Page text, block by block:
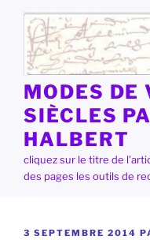
contenu
principal
MODES DE
SIÈCLES
HALBERT
cliquez sur le titre de
des pages les outils de
PUBLIÉ
3 SEPTEMBRE 2014